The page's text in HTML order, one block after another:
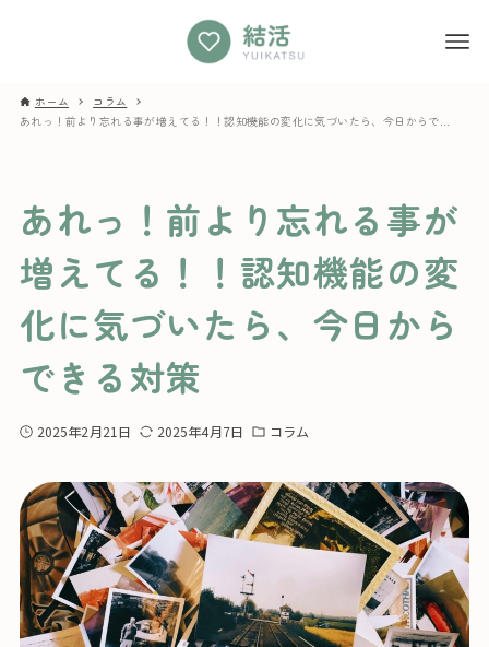
ホーム
コラム
あれっ！前より忘れる事が増えてる！！認知機能の変化に気づいたら、今日からできる対策
あれっ！前より忘れる事が
増えてる！！認知機能の変
化に気づいたら、今日から
できる対策
2025年2月21日 2025年4月7日 コラム